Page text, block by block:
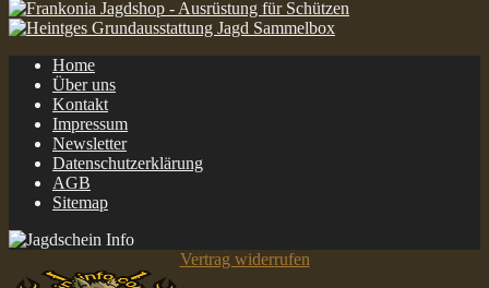
Home
Über uns
Kontakt
Impressum
Newsletter
Datenschutzerklärung
AGB
Sitemap
Vertrag widerrufen